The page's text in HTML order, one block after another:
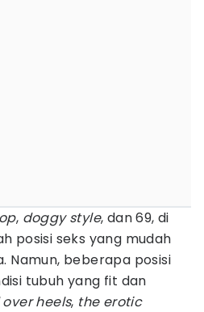
, doggy style, dan 69, di
posisi seks yang mudah
Namun, beberapa posisi
tubuh yang fit dan
heels, the erotic